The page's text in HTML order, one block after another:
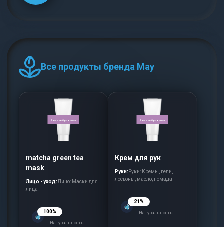
Все продукты бренда May
Нет изображения
matcha green tea
mask
Лицо - уход:Лицо: Маски для
лица
100%
Натуральность
Нет изображения
Крем для рук
Руки: Руки: Кремы, гели,
лосьоны, масло, помада
21%
Натуральность